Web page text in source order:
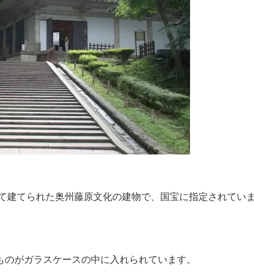
建てられた奥州藤原文化の建物で、国宝に指定されていま
がガラスケースの中に入れられています。